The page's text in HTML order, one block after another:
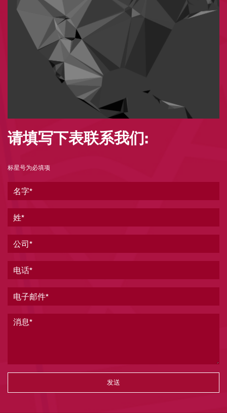
请填写下表联系我们:
标星号为必填项
名字
公司
电话
电子邮件
消息